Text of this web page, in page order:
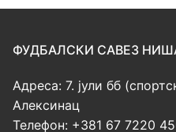
ФУДБАЛСКИ САВЕЗ
Адреса: 7. јули бб
Алексинац
Телефон: +381 67 7220